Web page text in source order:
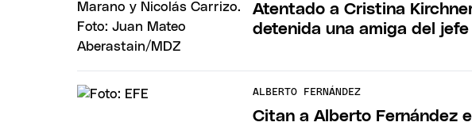
Atentado a Cristina
detenida una amiga del
ALBERTO FERNÁNDEZ
Citan a Alberto Fernández